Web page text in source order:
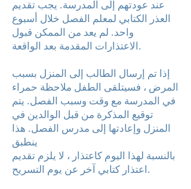
عند عودتهم إلى المدرسة. يجب تقديم
العذر الكتابي لمعلم الفصل خلال أسبوع
واحد. لم يعد من الممكن قبول
الاعتذارات المقدمة بعد الواقعة.
إذا تم إرسال الطالب إلى المنزل بسبب
المرض ، فسيتلقى الطفل ملاحظة حمراء
في المدرسة مع وقت وسبب الفصل. يتم
توقيع المذكرة من قبل الوالدين في
المنزل وإعادتها إلى مدرس الفصل. هذا
ينطبق
بالنسبة لهذا اليوم كاعتذار ، لا يلزم تقديم
اعتذار كتابي آخر عن يوم التسريح.